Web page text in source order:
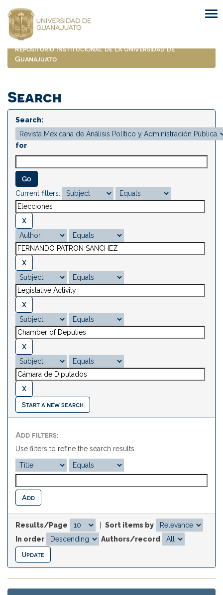
navigation
Repositorio Institucional de la Universidad de
Guanajuato
Search
Search:
for
Current filters:
Start a new search
Add filters:
Use filters to refine the search results.
Results/Page
Sort items by
In order
Authors/record